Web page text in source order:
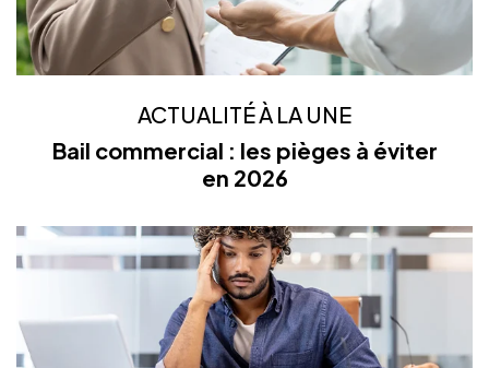
ACTUALITÉ À LA UNE
Bail commercial : les pièges à éviter
en 2026